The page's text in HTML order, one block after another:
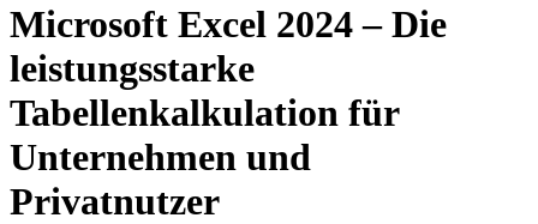
Microsoft Excel 2024 – Die
leistungsstarke
Tabellenkalkulation für
Unternehmen und
Privatnutzer